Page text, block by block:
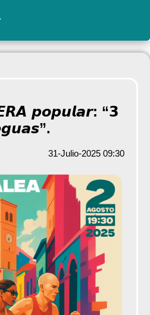
𝙥𝙤𝙥𝙪𝙡𝙖𝙧: “𝟯
31-Julio-2025 09:30